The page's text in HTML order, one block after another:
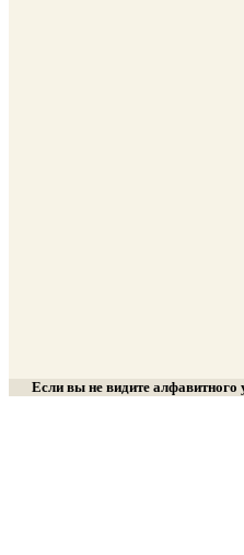
Если вы не видите алфавитного